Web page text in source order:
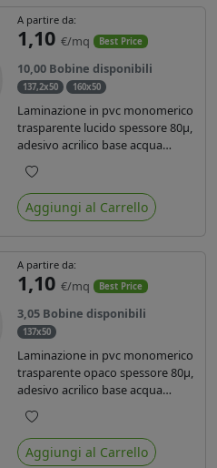
A partire da:
1,10 €/mq Best Price
10,00 Bobine disponibili
137,2x50 160x50
Laminazione in pvc monomerico
trasparente lucido spessore 80µ,
adesivo acrilico base acqua
permanente, liner in carta
glassine siliconata da 72 gr. Durata
3 anni, ideale per laminare stampe
con ink solvente, eco-solvente e
Preferiti
Aggiungi al Carrello
A partire da:
1,10 €/mq Best Price
3,05 Bobine disponibili
137x50
Laminazione in pvc monomerico
trasparente opaco spessore 80µ,
adesivo acrilico base acqua
permanente specifico per ink uv,
liner in carta kraft da 90gr. Durata
3 anni, dotata di filtro uv, idonea
per stampe con inchiostro
Preferiti
Aggiungi al Carrello